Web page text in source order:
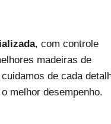
, com controle
madeiras de
de cada
melhor desempenho.